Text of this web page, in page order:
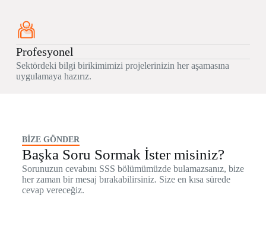
Profesyonel
Sektördeki bilgi birikimimizi projelerinizin her aşamasına
uygulamaya hazırız.
BİZE GÖNDER
Başka Soru Sormak İster misiniz?
Sorunuzun cevabını SSS bölümümüzde bulamazsanız, bize
her zaman bir mesaj bırakabilirsiniz. Size en kısa sürede
cevap vereceğiz.